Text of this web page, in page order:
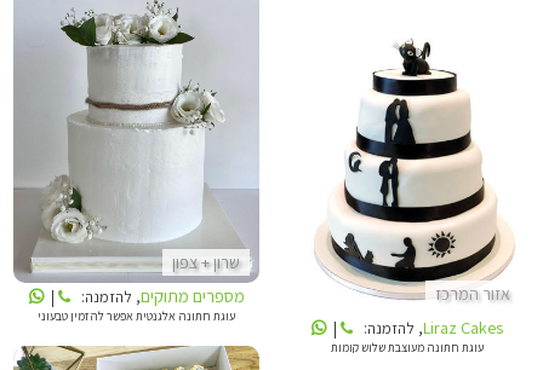
שרון + צפון
מספרים מתוקים
מספרים מתוקים, להזמנה: |
עוגת חתונה אלגנטית אפשר להזמין טבעוני
אזור המרכז
LIRAZ CAKES
Liraz Cakes, להזמנה: |
עוגת חתונה מעוצבת שלוש קומות